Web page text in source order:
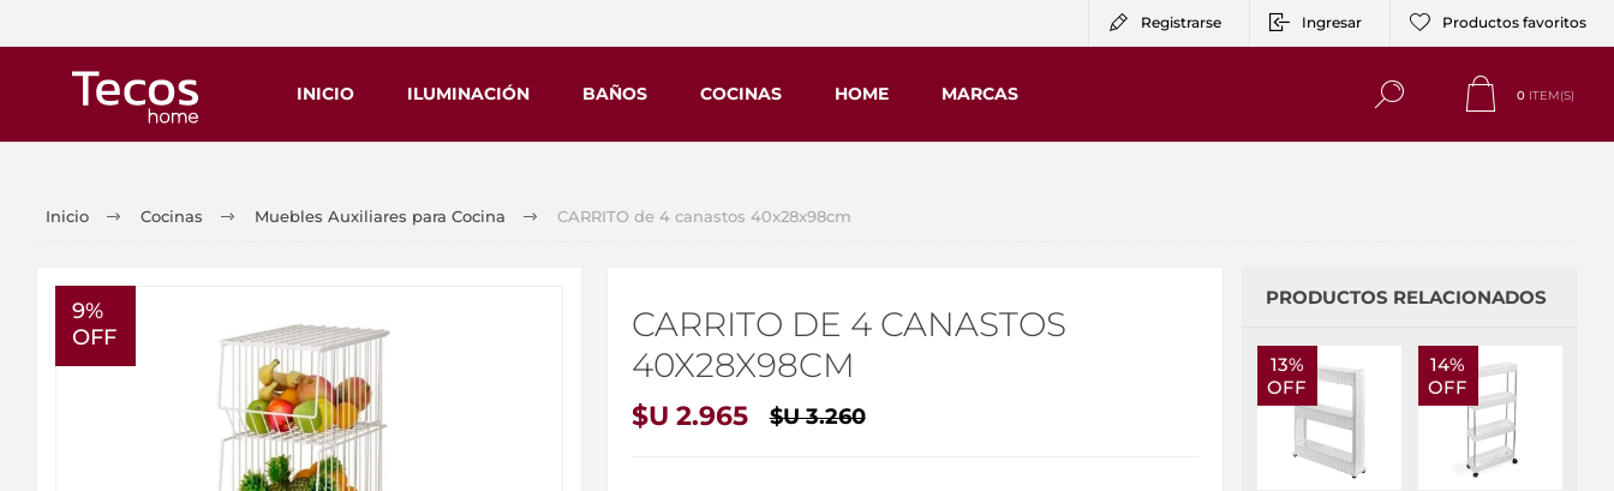
Registrarse Ingresar Productos favoritos
INICIO ILUMINACIÓN BAÑOS COCINAS HOME MARCAS 0 ITEM(S)
Inicio Cocinas Muebles Auxiliares para Cocina CARRITO de 4 canastos 40x28x98cm
9%
OFF
CARRITO DE 4 CANASTOS
40X28X98CM
$U 2.965 $U 3.260
PRODUCTOS RELACIONADOS
13%
OFF
14%
OFF